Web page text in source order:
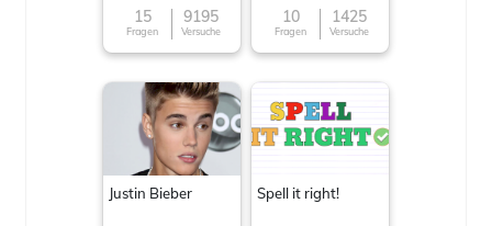
15
Fragen
9195
Versuche
10
Fragen
1425
Versuche
Justin Bieber Spell it right!